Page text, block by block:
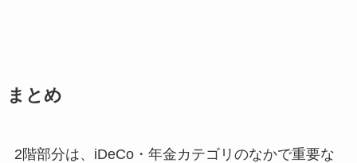
まとめ
2階部分は、iDeCo・年金カテゴリのなかで重要な